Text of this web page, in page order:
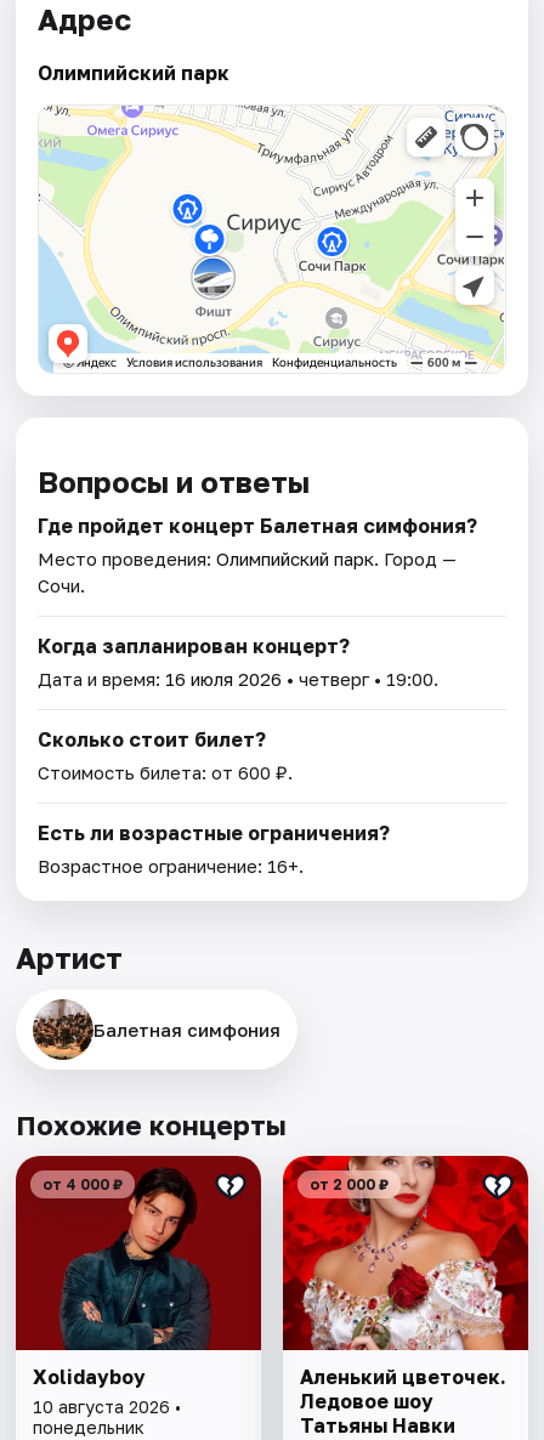
Адрес
Олимпийский парк
Вопросы и ответы
Где пройдет концерт Балетная симфония?
Место проведения:Олимпийский парк. Город —
Сочи.
Когда запланирован концерт?
Дата и время: 16 июля 2026 • четверг • 19:00.
Сколько стоит билет?
Стоимость билета: от 600 ₽.
Есть ли возрастные ограничения?
Возрастное ограничение: 16+.
Артист
Балетная симфония
Похожие концерты
от 4 000 ₽
Xolidayboy
10 августа 2026 •
понедельник
от 2 000 ₽
Аленький цветочек.
Ледовое шоу
Татьяны Навки